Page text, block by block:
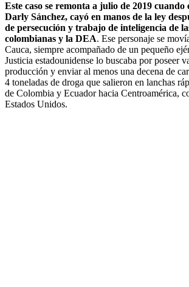
Este caso se remonta a julio de 2019 cuando
Darly Sánchez, cayó en manos de la ley
de persecución y trabajo de inteligencia de
colombianas y la DEA. Ese personaje se
Cauca, siempre acompañado de un pequeño
Justicia estadounidense lo buscaba por poseer
producción y enviar al menos una decena de
4 toneladas de droga que salieron en lanchas
de Colombia y Ecuador hacia Centroamérica,
Estados Unidos.